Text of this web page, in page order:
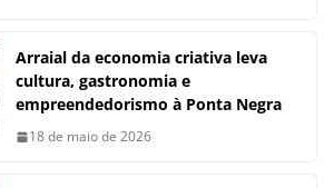
Arraial da economia criativa leva
cultura, gastronomia e
empreendedorismo à Ponta Negra
18 de maio de 2026